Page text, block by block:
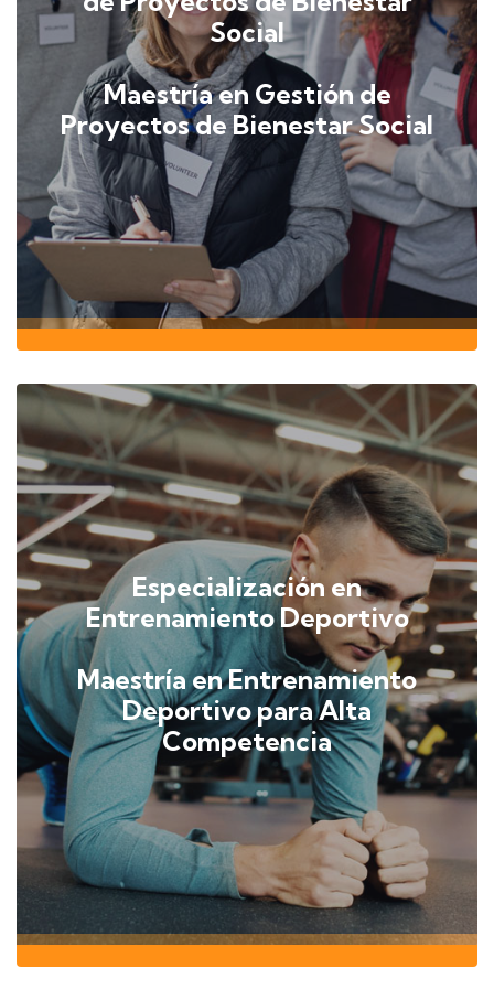
Social
Maestría en Gestión de
Proyectos de Bienestar Social
Especialización en
Entrenamiento Deportivo
Maestría en Entrenamiento
Deportivo para Alta
Competencia